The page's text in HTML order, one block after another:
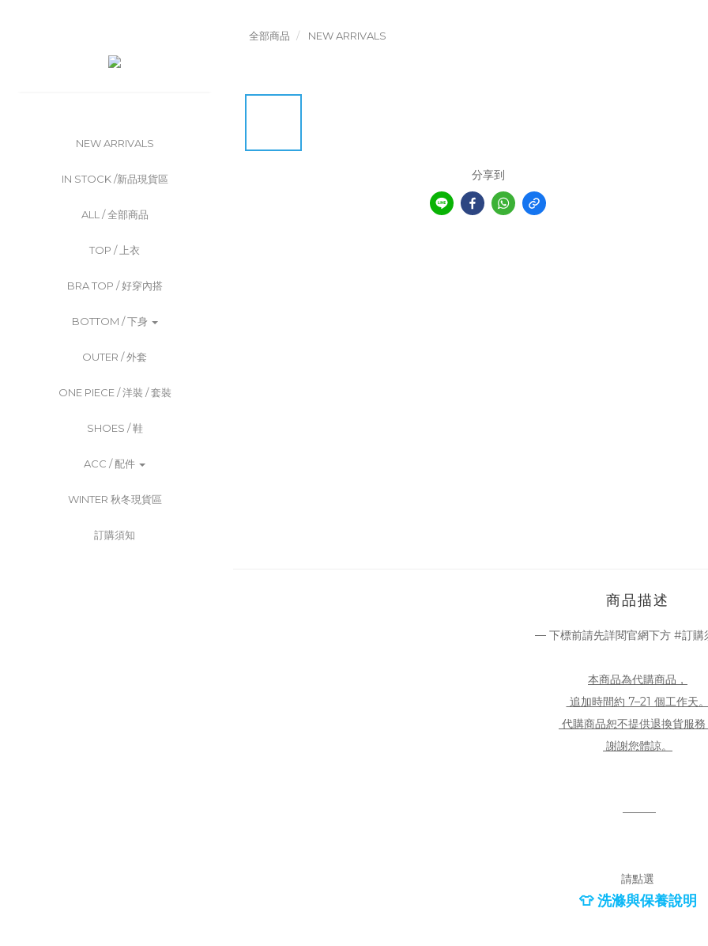
NEW ARRIVALS
IN STOCK /新品現貨區
ALL / 全部商品
TOP / 上衣
BRA TOP / 好穿內搭
BOTTOM / 下身
OUTER / 外套
ONE PIECE / 洋裝 / 套裝
SHOES / 鞋
ACC / 配件
WINTER 秋冬現貨區
訂購須知
全部商品 NEW ARRIVALS
分享到
商品描述
— 下標前請先詳閱官網下方 #訂
本商品為代購商品，
追加時間約 7–21 個工作天
代購商品恕不提供退換貨服務
謝謝您體諒。
———
請點選
👕 洗滌與保養說明